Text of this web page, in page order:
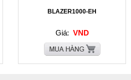
BLAZER1000-EH
Giá: VND